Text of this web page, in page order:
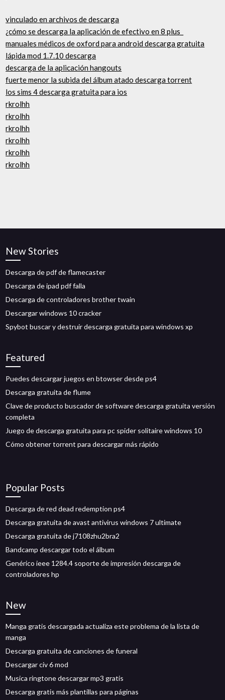
vinculado en archivos de descarga
¿cómo se descarga la aplicación de efectivo en 8 plus_
manuales médicos de oxford para android descarga gratuita
lápida mod 1.7.10 descarga
descarga de la aplicación hangouts
fuerte menor la subida del álbum atado descarga torrent
los sims 4 descarga gratuita para ios
rkrolhh
rkrolhh
rkrolhh
rkrolhh
rkrolhh
rkrolhh
New Stories
Descarga de pdf de flamecaster
Descarga de ipad pdf falla
Descarga de controladores brother twain
Descargar windows 10 cracker
Spybot buscar y destruir descarga gratuita para windows xp
Featured
Puedes descargar juegos en btowser desde ps4
Descarga gratuita de flume
Clave de producto buscador de software descarga gratuita versión
completa
Juego de descarga gratuita para pc spider solitaire windows 10
Cómo obtener torrent para descargar más rápido
Popular Posts
Descarga de red dead redemption ps4
Descarga gratuita de avast antivirus windows 7 ultimate
Descarga gratuita de j7108zhu2bra2
Bandcamp descargar todo el álbum
Genérico ieee 1284.4 soporte de impresión descarga de
controladores hp
New
Manga gratis descargada actualiza este problema de la lista de
manga
Descarga gratuita de canciones de funeral
Descargar civ 6 mod
Musica ringtone descargar mp3 gratis
Descarga gratis más plantillas para páginas